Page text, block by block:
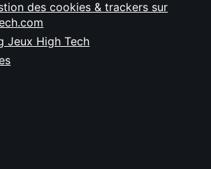
des cookies & trackers sur
Jeux High Tech